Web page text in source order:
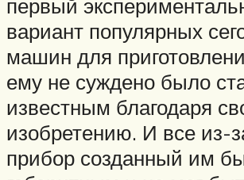
первый
вариант популярных
машин для
ему не суждено было
известным благодаря
изобретению. И все из-
прибор созданный им